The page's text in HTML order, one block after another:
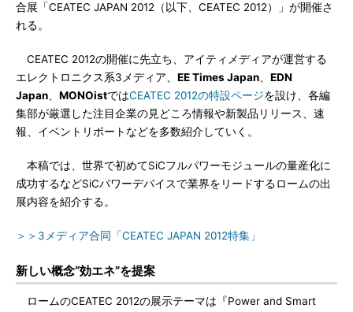
合展「CEATEC JAPAN 2012（以下、CEATEC 2012）」が開催さ
れる。
CEATEC 2012の開催に先立ち、アイティメディアが運営する
エレクトロニクス系3メディア、 EE Times Japan
EDN
Japan
MONOistではCEATEC 2012の特設ページを設け、各編
集部が厳選した注目企業の見どころ情報や新製品リリース、速
報、イベントリポートなどを多数紹介していく。
本稿では、世界で初めてSiCフルパワーモジュールの量産化に
成功するなどSiCパワーデバイスで業界をリードするロームの出
展内容を紹介する。
＞＞3メディア合同「CEATEC JAPAN 2012特集」
新しい概念“効エネ”を提案
ロームのCEATEC 2012の展示テーマは『Power and Smart